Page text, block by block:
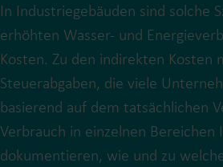
In Industriegebäuden sind solche
erhöhten Wasser- und
Kosten. Zu den indirekten Kosten
Steuerabgaben, die viele
basierend auf dem tatsächlichen
Verbrauch in einzelnen
dokumentieren, wie und zu